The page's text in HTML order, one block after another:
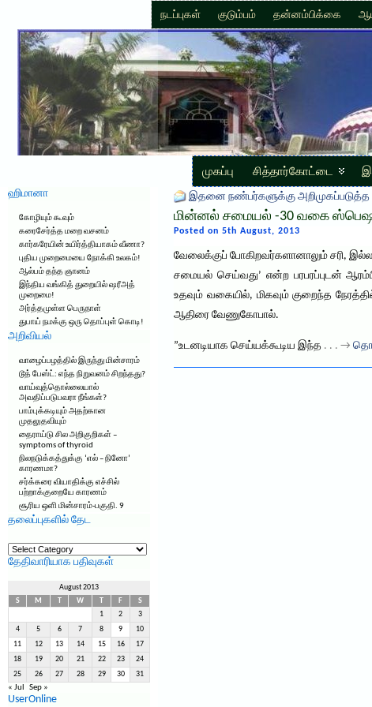
நடப்புகள் குடும்பம் தன்னம்பிக்கை
முகப்பு சித்தார்கோட்டை
ஹிமானா
கோழியும் கூவும்
கரைசேர்த்த மறை வசனம்
கார்கரேயின் உயிர்த்தியாகம் வீணா?
புதிய முறைமையை நோக்கி உலகம்!
ஆல்பம் தந்த ஞானம்
இந்திய வங்கித் துறையில் ஷரீஅத்
முறைமை!
அர்த்தமுள்ள பெருநாள்
துபாய் நமக்கு ஒரு தொப்புள் கொடி!
அறிவியல்
வாழைப்பழத்தில் இருந்து மின்சாரம்
டூத் பேஸ்ட்: எந்த நிறுவனம் சிறந்தது?
வாய்வுத்தொல்லையால்
அவதிப்படுபவரா நீங்கள்?
பாம்புக்கடியும் அதற்கான
முதலுதவியும்
தைராய்டு சில அறிகுறிகள் –
symptoms of thyroid
நிலநடுக்கத்துக்கு ‘எல் – நினோ’
காரணமா?
சர்க்கரை வியாதிக்கு எச்சில்
பற்றாக்குறையே காரணம்
சூரிய ஒளி மின்சாரம்-பகுதி. 9
தலைப்புகளில் தேட
தலைப்புகளில்
தேட
தேதிவாரியாக பதிவுகள்
August 2013
S
M W F
S
1
2 3
4 5 6 7 8 9 10
11 12 13 14 15 16 17
18 19 20 21 22 23 24
25 26 27 28 29 30 31
« Jul Sep »
UserOnline
இதனை நண்பர்களுக்கு அறிமுகப்படுத்த
மின்னல் சமையல் -30 வகை ஸ்பெஷல்
Posted on 5th August, 2013
வேலைக்குப் போகிறவர்களானாலும் சரி,
சமையல் செய்வது’ என்ற பரபரப்புடன்
உதவும் வகையில், மிகவும் குறைந்த
ஆதிரை வேணுகோபால்.
”உடனடியாக செய்யக்கூடிய இந்த . . . →